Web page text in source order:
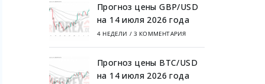
Прогноз цены GBP/USD
на 14 июля 2026 года
4 НЕДЕЛИ / 3 КОММЕНТАРИЯ
Прогноз цены BTC/USD
на 14 июля 2026 года